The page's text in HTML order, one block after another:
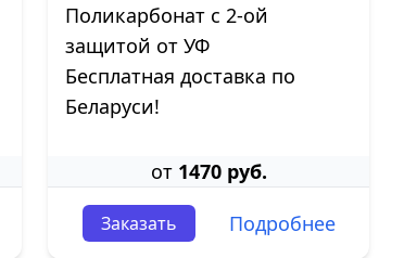
Поликарбонат с 2-ой
защитой от УФ
Бесплатная доставка по
Беларуси!
от 1470 руб.
Заказать Подробнее